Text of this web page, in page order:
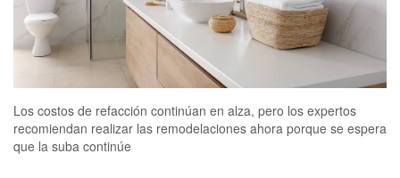
Los costos de refacción continúan en alza, pero los expertos
recomiendan realizar las remodelaciones ahora porque se espera
que la suba continúe